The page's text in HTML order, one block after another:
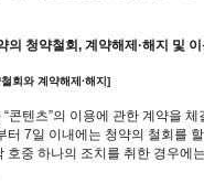
의 청약철회, 계약해제·해지 및
회와 계약해제·해지]
콘텐츠”의 이용에 관한 계약을 체
터 7일 이내에는 청약의 철회를
호중 하나의 조치를 취한 경우에